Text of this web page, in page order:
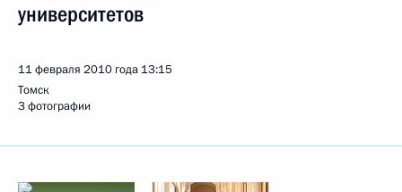
университетов
11 февраля 2010 года 13:15
Томск
3 фотографии